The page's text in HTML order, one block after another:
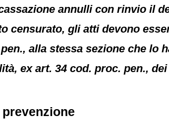
annulli con rinvio il
censurato, gli atti devono
alla stessa sezione che lo
ex art. 34 cod. proc. pen.,